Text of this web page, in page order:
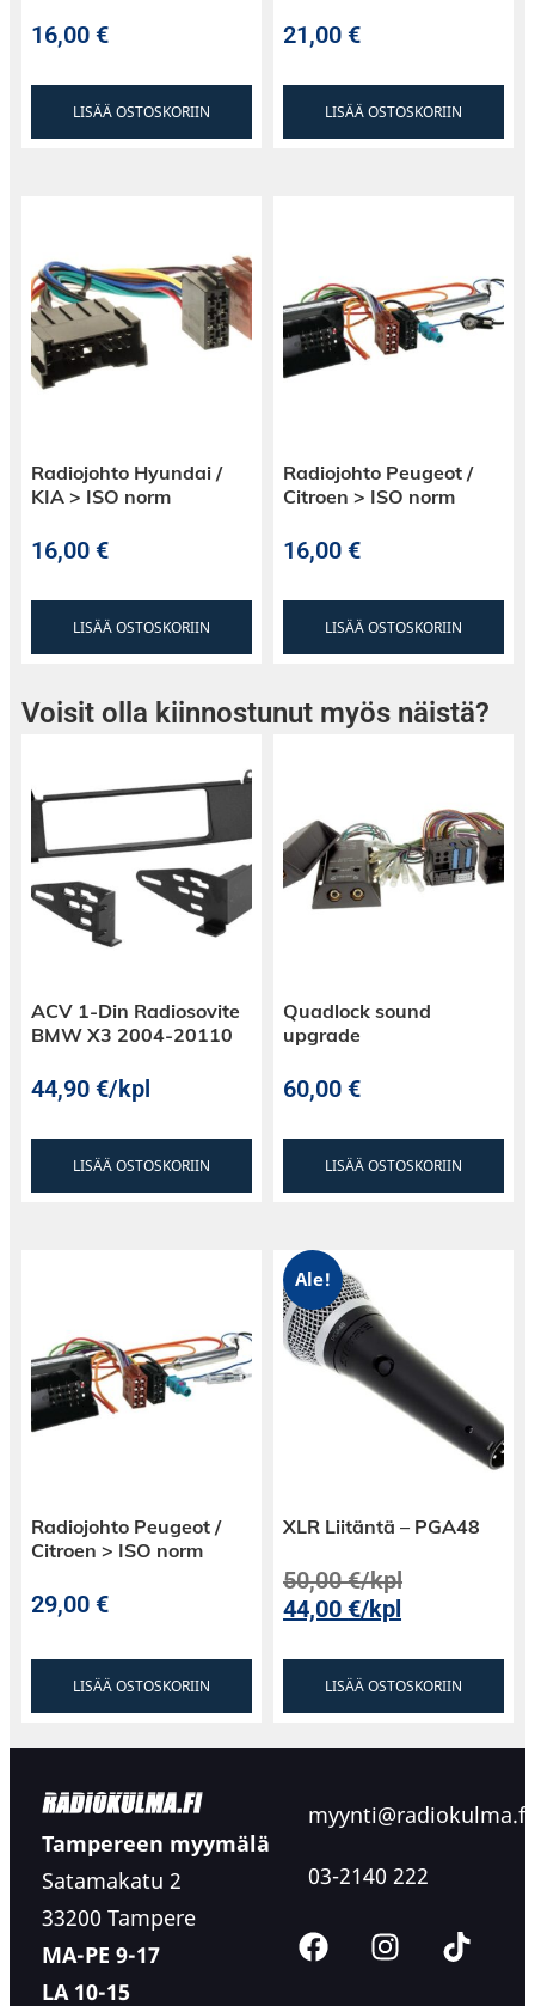
16,00€
LISÄÄ OSTOSKORIIN
21,00€
LISÄÄ OSTOSKORIIN
Radiojohto Hyundai /
KIA > ISO norm
16,00€
LISÄÄ OSTOSKORIIN
Radiojohto Peugeot /
Citroen > ISO norm
16,00€
LISÄÄ OSTOSKORIIN
Voisit olla kiinnostunut myös näistä?
ACV 1-Din Radiosovite
BMW X3 2004-20110
44,90€/kpl
LISÄÄ OSTOSKORIIN
Quadlock sound
upgrade
60,00€
LISÄÄ OSTOSKORIIN
Radiojohto Peugeot /
Citroen > ISO norm
29,00€
LISÄÄ OSTOSKORIIN
Ale!
XLR Liitäntä – PGA48
50,00€/kpl
44,00€/kpl
LISÄÄ OSTOSKORIIN
Tampereen myymälä
Satamakatu 2
33200 Tampere
MA-PE 9-17
LA 10-15
myynti@radiokulma.fi
03-2140 222